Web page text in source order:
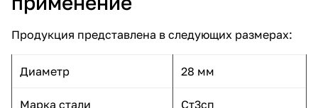
Продукция представлена в следующих размерах:
Диаметр 28 мм
Марка стали Ст3сп